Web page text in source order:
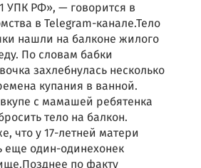
УПК РФ», — говорится в
в Telegram-канале.Тело
нашли на балконе жилого
По словам бабки
захлебнулась несколько
купания в ванной.
с мамашей ребятенка
тело на балкон.
что у 17-летней матери
еще один-одинехонек